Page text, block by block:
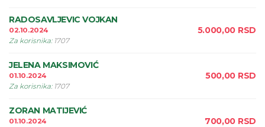
RADOSAVLJEVIC VOJKAN
02.10.2024
Za korisnika: 1707
5.000,00 RSD
JELENA MAKSIMOVIĆ
01.10.2024
Za korisnika: 1707
500,00 RSD
ZORAN MATIJEVIĆ
01.10.2024
700,00 RSD